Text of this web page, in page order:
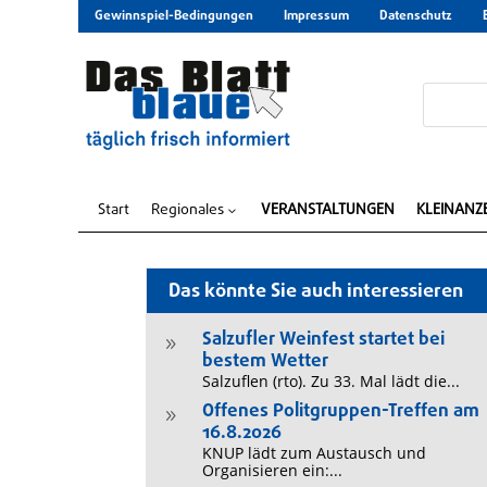
Gewinnspiel-Bedingungen Impressum Datenschutz
Start Regionales 3 VERANSTALTUNGEN
Das könnte Sie auch interessieren
9
Salzufler Weinfest startet bei
bestem Wetter
Salzuflen (rto). Zu 33. Mal lädt die...
9
Offenes Politgruppen-Treffen am
16.8.2026
KNUP lädt zum Austausch und
Organisieren ein:...